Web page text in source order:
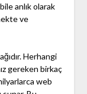
anlık olarak
ve
Herhangi
gereken birkaç
web